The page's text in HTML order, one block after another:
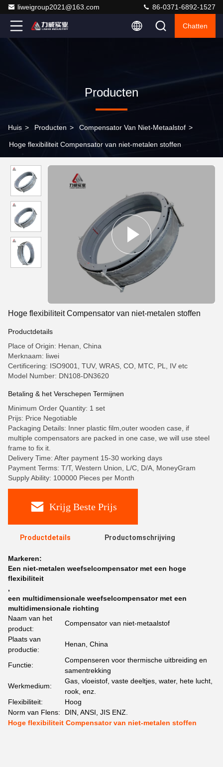
liweigroup2021@163.com 86-0371-6892-1527
Chatten
Producten
Huis > Producten > Compensator Van Niet-Metaalstof >
Hoge flexibiliteit Compensator van niet-metalen stoffen
Hoge flexibiliteit Compensator van niet-metalen stoffen
Productdetails
Place of Origin: Henan, China
Merknaam: liwei
Certificering: ISO9001, TUV, WRAS, CO, MTC, PL, IV etc
Model Number: DN108-DN3620
Betaling & het Verschepen Termijnen
Minimum Order Quantity: 1 set
Prijs: Price Negotiable
Packaging Details: Inner plastic film,outer wooden case, if
multiple compensators are packed in one case, we will use steel
frame to fix it.
Delivery Time: After payment 15-30 working days
Payment Terms: T/T, Western Union, L/C, D/A, MoneyGram
Supply Ability: 100000 Pieces per Month
Krijg Beste Prijs
Productdetails Productomschrijving
Markeren:
Een niet-metalen weefselcompensator met een hoge
flexibiliteit
,
een multidimensionale weefselcompensator met een
multidimensionale richting
Naam van het
product:
Compensator van niet-metaalstof
Plaats van
productie:
Henan, China
Functie:
Compenseren voor thermische uitbreiding en
samentrekking
Werkmedium:
Gas, vloeistof, vaste deeltjes, water, hete lucht,
rook, enz.
Flexibiliteit:
Hoog
Norm van Flens:
DIN, ANSI, JIS ENZ.
Hoge flexibiliteit Compensator van niet-metalen stoffen